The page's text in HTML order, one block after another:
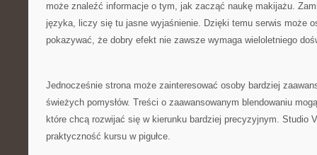
może znaleźć informacje o tym, jak zacząć naukę makijażu.
języka, liczy się tu jasne wyjaśnienie. Dzięki temu serwis może
pokazywać, że dobry efekt nie zawsze wymaga wieloletniego
Jednocześnie strona może zainteresować osoby bardziej
świeżych pomysłów. Treści o zaawansowanym blendowaniu
które chcą rozwijać się w kierunku bardziej precyzyjnym. Studio
praktyczność kursu w pigułce.